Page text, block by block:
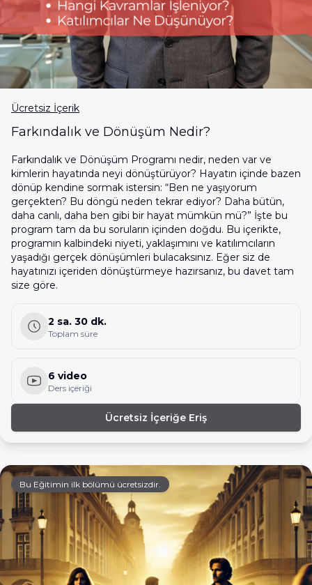
Ücretsiz İçerik
Farkındalık ve Dönüşüm Nedir?
Farkındalık ve Dönüşüm Programı nedir, neden var ve
kimlerin hayatında neyi dönüştürüyor? Hayatın içinde bazen
dönüp kendine sormak istersin: “Ben ne yaşıyorum
gerçekten? Bu döngü neden tekrar ediyor? Daha bütün,
daha canlı, daha ben gibi bir hayat mümkün mü?” İşte bu
program tam da bu soruların içinden doğdu. Bu içerikte,
programın kalbindeki niyeti, yaklaşımını ve katılımcıların
yaşadığı gerçek dönüşümleri bulacaksınız. Eğer siz de
hayatınızı içeriden dönüştürmeye hazırsanız, bu davet tam
size göre.
2 sa. 30 dk.
Toplam süre
6 video
Ders içeriği
Ücretsiz İçeriğe Eriş
Bu Eğitimin ilk bölümü ücretsizdir.